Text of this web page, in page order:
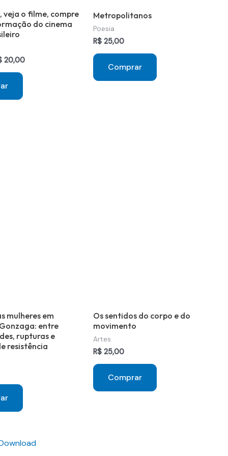
veja o filme, compre
do cinema
54,00.
20,00O
Metropolitanos
Poesia
R$ 25,00
Comprar
mulheres em
entre
rupturas e
resistência
Os sentidos do corpo e do
movimento
Artes
R$ 25,00
Comprar